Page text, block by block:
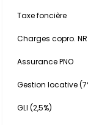
Taxe foncière
Charges copro. NR
Assurance PNO
Gestion locative
GLI (2,5%)